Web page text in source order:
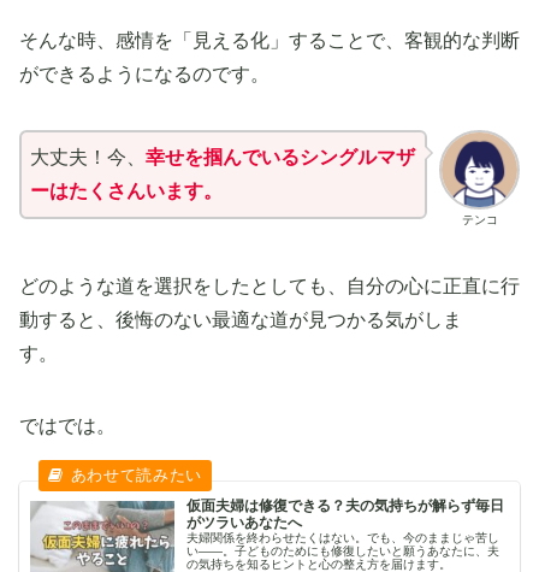
そんな時、感情を「見える化」することで、客観的な判断
ができるようになるのです。
テンコ
大丈夫！今、 幸せを掴んでいるシングルマザ
ーはたくさんいます。
どのような道を選択をしたとしても、
自分の心に正直に行
動すると、後悔のない最適な道が見つかる気がしま
す。
ではでは。
仮面夫婦は修復できる？夫の気持ちが解らず毎日
がツラいあなたへ
夫婦関係を終わらせたくはない。でも、今のままじゃ苦し
い——。子どものためにも修復したいと願うあなたに、夫
の気持ちを知るヒントと心の整え方を届けます。